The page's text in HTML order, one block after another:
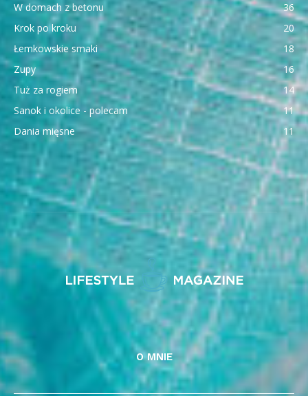
W domach z betonu
36
Krok po kroku
20
Łemkowskie smaki
18
Zupy
16
Tuż za rogiem
14
Sanok i okolice - polecam
11
Dania mięsne
11
O MNIE